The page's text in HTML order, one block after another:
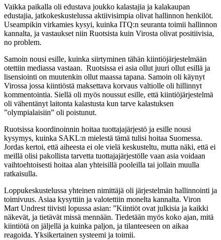
Vaikka paikalla oli edustava joukko kalastajia ja kalakaupan
edustajia, jatkokeskustelussa aktiivisimpia olivat hallinnon henkilöt.
Useampikin virkamies kysyi, kuinka ITQ:n seuranta toimii hallinnon
kannalta, ja vastaukset niin Ruotsista kuin Virosta olivat positiivisia,
no problem.
Samoin nousi esille, kuinka siirtyminen tähän kiintiöjärjestelmään
otettiin mediassa vastaan. Ruotsissa ei asia ollut juuri ollut esillä ja
lisensiointi on muutenkin ollut maassa tapana. Samoin oli käynyt
Virossa jossa kiintiöstä maksettava korvaus valtiolle oli hillinnyt
kommentointia. Siellä oli myös noussut esille, että kiintiöjärjestelmä
oli vähentänyt laitonta kalastusta kun tarve kalastuksen
”olympialaisiin” oli poistunut.
Ruotsissa koordinoinnin hoitaa tuottajajärjestö ja esille nousi
kysymys, kuinka SAKL:n mielestä tämä tulisi hoitaa Suomessa.
Jordas kertoi, että aiheesta ei ole vielä keskusteltu, mutta näki, että ei
meillä olisi pakollista tarvetta tuottajajärjestölle vaan asia voidaan
vaihtoehtoisesti hoitaa alan yhteisillä pooleilla tai jollain muulla
ratkaisulla.
Loppukeskustelussa yhteinen nimittäjä oli järjestelmän hallinnointi ja
toimivuus. Asiaa kysyttiin ja valotettiin monelta kannalta. Viron
Mart Undrest tiivisti lopussa asian: ”Kiintiöt ovat julkisia ja kaikki
näkevät, ja tietävät missä mennään. Tiedetään myös koko ajan, mitä
kiintiötä on jäljellä ja kuinka paljon, ja tilanteeseen on aikaa
reagoida. Yksikertainen systeemi ja toimii.